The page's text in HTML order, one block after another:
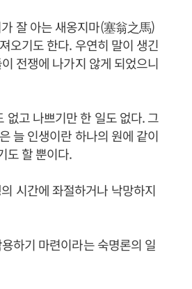
잘 아는 새옹지마(塞翁之馬)
오기도 한다. 우연히 말이 생긴
전쟁에 나가지 않게 되었으니
없고 나쁘기만 한 일도 없다. 그
늘 인생이란 하나의 원에 같이
도 할 뿐이다.
시간에 좌절하거나 낙망하지
하기 마련이라는 숙명론의 일